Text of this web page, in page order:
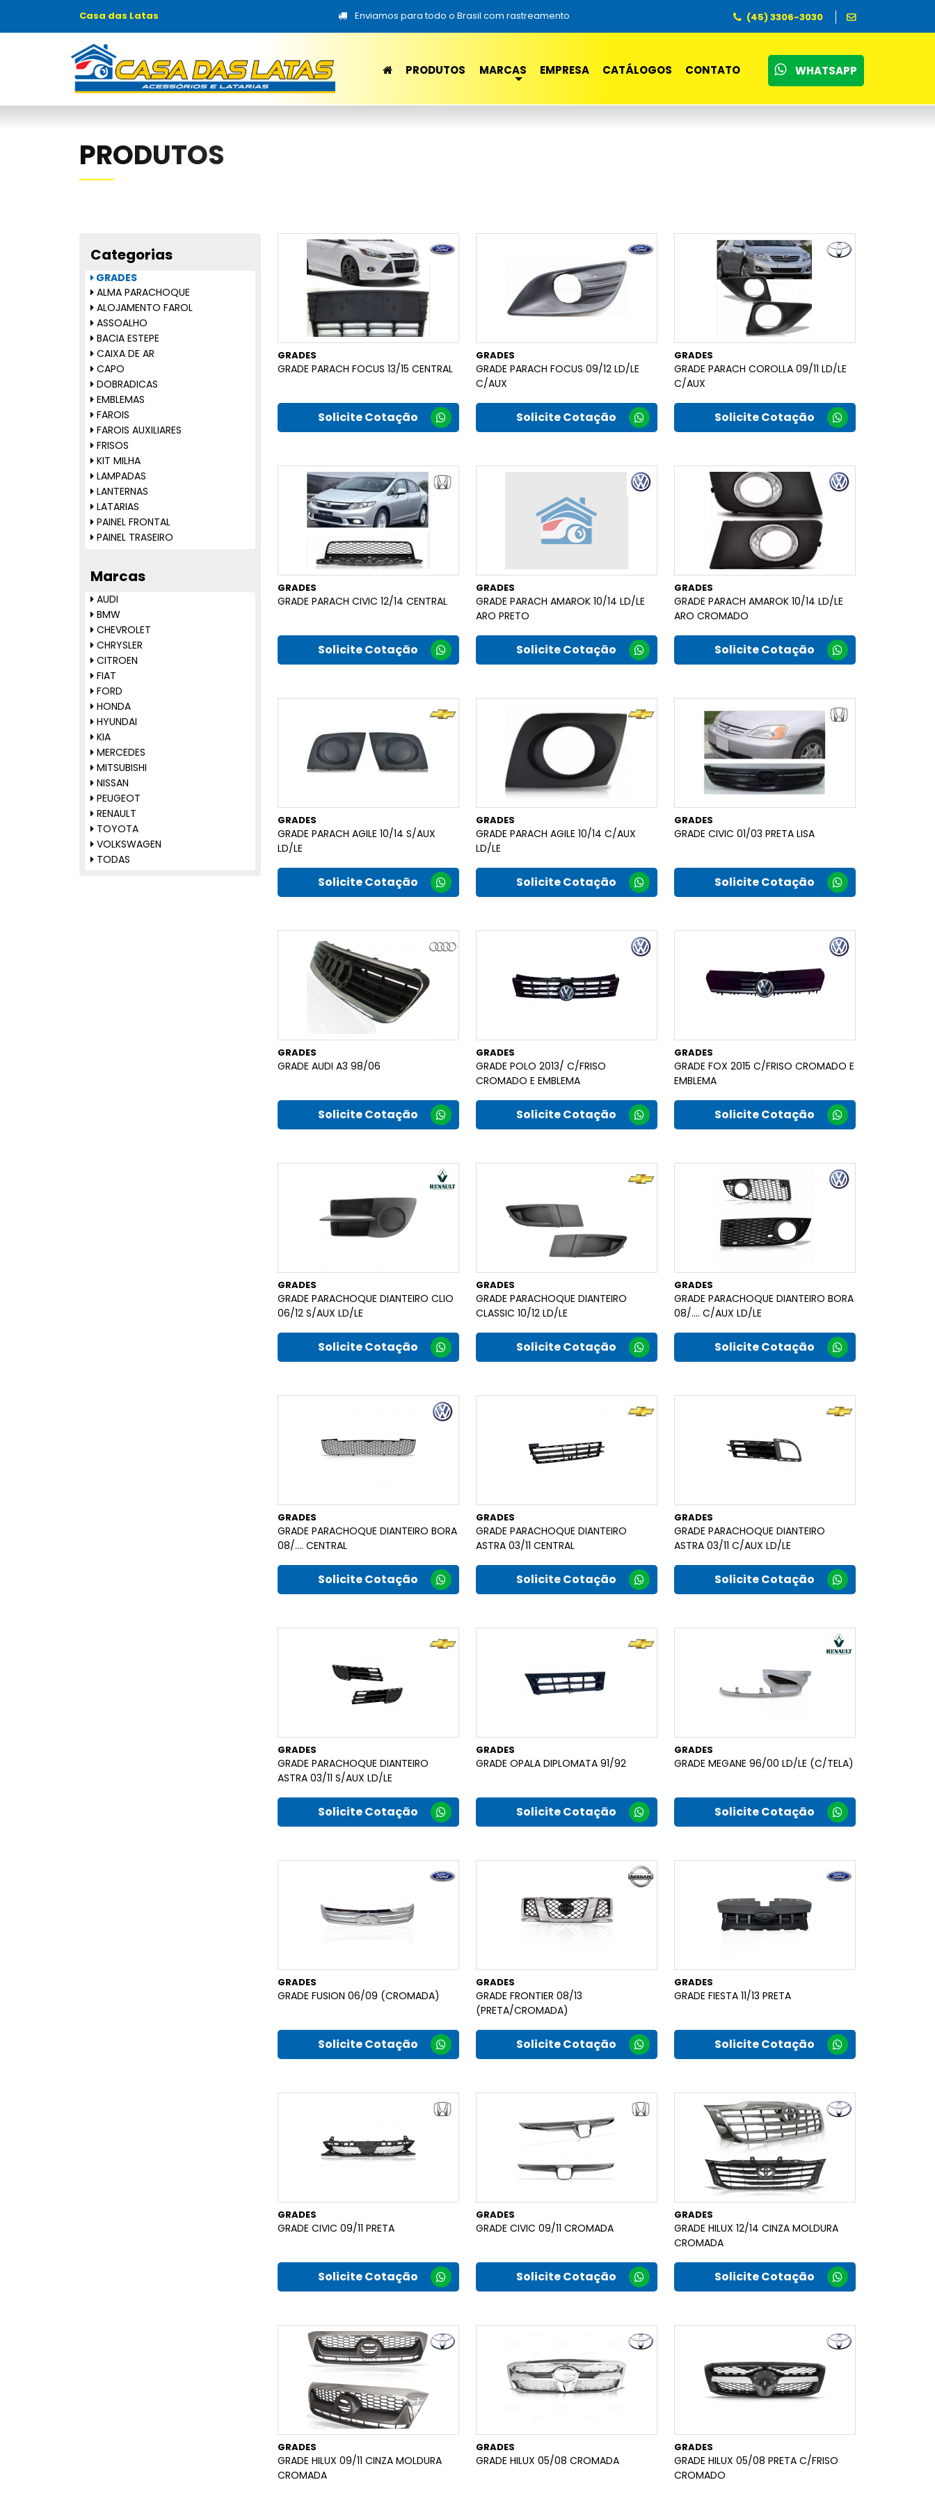
Casa das Latas Enviamos para todo o Brasil com rastreamento (45) 3306-3030
PRODUTOS MARCAS EMPRESA CATÁLOGOS CONTATO WHATSAPP
PRODUTOS
Categorias
ALMA PARACHOQUE
ALOJAMENTO FAROL
ASSOALHO
BACIA ESTEPE
CAIXA DE AR
CAPO
DOBRADICAS
EMBLEMAS
FAROIS
FAROIS AUXILIARES
FRISOS
GRADES
KIT MILHA
LAMPADAS
LANTERNAS
LATARIAS
PAINEL FRONTAL
PAINEL TRASEIRO
PARABARRO
PARACHOQUES
PARALAMAS
REFLETOR PARACHOQUE
TRASEIRO
RETROVISORES
SUPORTE DO PARACHOQUE
TAMPAS TRASEIRAS
TAPETES
TRAVESSAS
TODAS
Marcas
AUDI
BMW
CHEVROLET
CHRYSLER
CITROEN
FIAT
FORD
HONDA
HYUNDAI
KIA
MERCEDES
MITSUBISHI
NISSAN
PEUGEOT
RENAULT
TOYOTA
VOLKSWAGEN
TODAS
GRADES
GRADE PARACH FOCUS 13/15 CENTRAL
Solicite Cotação
GRADES
GRADE PARACH FOCUS 09/12 LD/LE
C/AUX
Solicite Cotação
GRADES
GRADE PARACH COROLLA 09/11 LD/LE
C/AUX
Solicite Cotação
GRADES
GRADE PARACH CIVIC 12/14 CENTRAL
Solicite Cotação
GRADES
GRADE PARACH AMAROK 10/14 LD/LE
ARO PRETO
Solicite Cotação
GRADES
GRADE PARACH AMAROK 10/14 LD/LE
ARO CROMADO
Solicite Cotação
GRADES
GRADE PARACH AGILE 10/14 S/AUX
LD/LE
Solicite Cotação
GRADES
GRADE PARACH AGILE 10/14 C/AUX
LD/LE
Solicite Cotação
GRADES
GRADE CIVIC 01/03 PRETA LISA
Solicite Cotação
GRADES
GRADE AUDI A3 98/06
Solicite Cotação
GRADES
GRADE POLO 2013/ C/FRISO
CROMADO E EMBLEMA
Solicite Cotação
GRADES
GRADE FOX 2015 C/FRISO CROMADO E
EMBLEMA
Solicite Cotação
GRADES
GRADE PARACHOQUE DIANTEIRO CLIO
06/12 S/AUX LD/LE
Solicite Cotação
GRADES
GRADE PARACHOQUE DIANTEIRO
CLASSIC 10/12 LD/LE
Solicite Cotação
GRADES
GRADE PARACHOQUE DIANTEIRO BORA
08/.... C/AUX LD/LE
Solicite Cotação
GRADES
GRADE PARACHOQUE DIANTEIRO BORA
08/.... CENTRAL
Solicite Cotação
GRADES
GRADE PARACHOQUE DIANTEIRO
ASTRA 03/11 CENTRAL
Solicite Cotação
GRADES
GRADE PARACHOQUE DIANTEIRO
ASTRA 03/11 C/AUX LD/LE
Solicite Cotação
GRADES
GRADE PARACHOQUE DIANTEIRO
ASTRA 03/11 S/AUX LD/LE
Solicite Cotação
GRADES
GRADE OPALA DIPLOMATA 91/92
Solicite Cotação
GRADES
GRADE MEGANE 96/00 LD/LE (C/TELA)
Solicite Cotação
GRADES
GRADE FUSION 06/09 (CROMADA)
Solicite Cotação
GRADES
GRADE FRONTIER 08/13
(PRETA/CROMADA)
Solicite Cotação
GRADES
GRADE FIESTA 11/13 PRETA
Solicite Cotação
GRADES
GRADE CIVIC 09/11 PRETA
Solicite Cotação
GRADES
GRADE CIVIC 09/11 CROMADA
Solicite Cotação
GRADES
GRADE HILUX 12/14 CINZA MOLDURA
CROMADA
Solicite Cotação
GRADES
GRADE HILUX 09/11 CINZA MOLDURA
CROMADA
GRADES
GRADE HILUX 05/08 CROMADA
GRADES
GRADE HILUX 05/08 PRETA C/FRISO
CROMADO